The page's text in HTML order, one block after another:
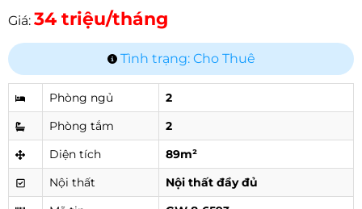
Giá: 34 triệu/tháng
Tình trạng: Cho Thuê
Phòng ngủ
2
Phòng tắm
2
Diện tích
89m²
Nội thất
Nội thất đầy đủ